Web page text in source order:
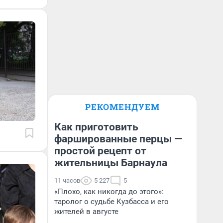
РЕКОМЕНДУЕМ
Как приготовить
фаршированные перцы —
простой рецепт от
жительницы Барнаула
11 часов 5 227 5
«Плохо, как никогда до этого»:
таролог о судьбе Кузбасса и его
жителей в августе